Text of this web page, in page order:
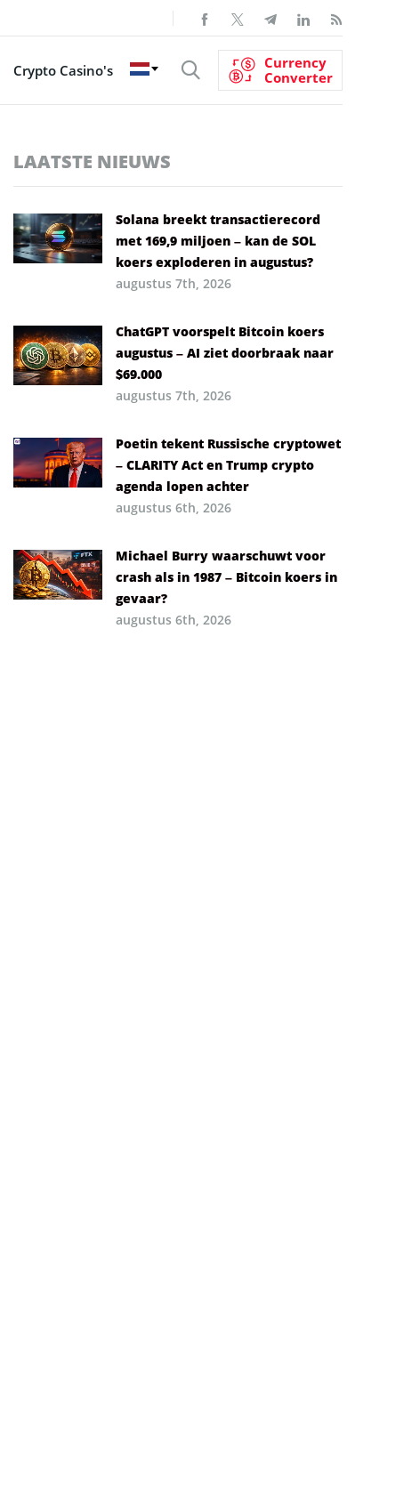
Crypto Casino's
Currency
Converter
LAATSTE NIEUWS
Solana breekt transactierecord
met 169,9 miljoen – kan de SOL
koers exploderen in augustus?
augustus 7th, 2026
ChatGPT voorspelt Bitcoin koers
augustus – AI ziet doorbraak naar
$69.000
augustus 7th, 2026
Poetin tekent Russische cryptowet
– CLARITY Act en Trump crypto
agenda lopen achter
augustus 6th, 2026
Michael Burry waarschuwt voor
crash als in 1987 – Bitcoin koers in
gevaar?
augustus 6th, 2026